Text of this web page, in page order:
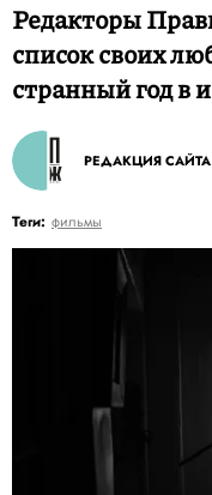
Редакторы
список своих
странный год в
РЕДАКЦИЯ САЙТА
Теги: фильмы